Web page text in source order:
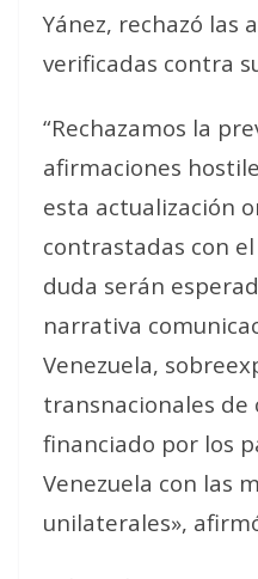
Yánez, rechazó las
verificadas contra
“Rechazamos la
afirmaciones
esta actualización
contrastadas con
duda serán
narrativa
Venezuela,
transnacionales de
financiado por los
Venezuela con las
unilaterales»,